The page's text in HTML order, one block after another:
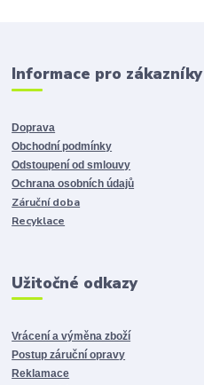
Informace pro zákazníky
Doprava
Obchodní podmínky
Odstoupení od smlouvy
Ochrana osobních údajů
Záruční doba
Recyklace
Užitočné odkazy
Vrácení a výměna zboží
Postup záruční opravy
Reklamace